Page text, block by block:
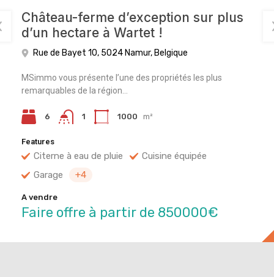
Château-ferme d’exception sur plus
d’un hectare à Wartet !
Rue de Bayet 10, 5024 Namur, Belgique
MSimmo vous présente l’une des propriétés les plus
remarquables de la région…
6 1 1000 m²
Features
Citerne à eau de pluie
Cuisine équipée
Garage
+4
A vendre
Faire offre à partir de 850000€